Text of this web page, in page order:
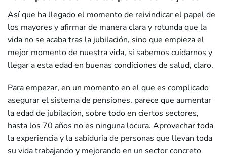
Así que ha llegado el momento de reivindicar el papel de
los mayores y afirmar de manera clara y rotunda que la
vida no se acaba tras la jubilación, sino que empieza el
mejor momento de nuestra vida, si sabemos cuidarnos y
llegar a esta edad en buenas condiciones de salud, claro.
Para empezar, en un momento en el que es complicado
asegurar el sistema de pensiones, parece que aumentar
la edad de jubilación, sobre todo en ciertos sectores,
hasta los 70 años no es ninguna locura. Aprovechar toda
la experiencia y la sabiduría de personas que llevan toda
su vida trabajando y mejorando en un sector concreto